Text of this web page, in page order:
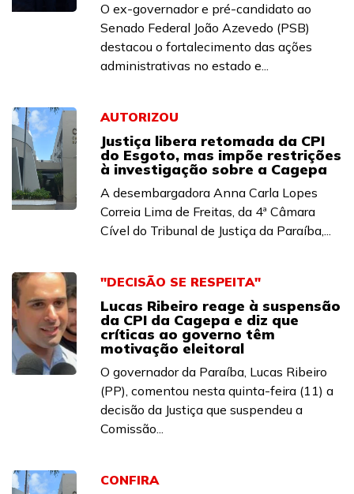
O ex-governador e pré-candidato ao
Senado Federal João Azevedo (PSB)
destacou o fortalecimento das ações
administrativas no estado e...
AUTORIZOU
Justiça libera retomada da CPI
do Esgoto, mas impõe restrições
à investigação sobre a Cagepa
A desembargadora Anna Carla Lopes
Correia Lima de Freitas, da 4ª Câmara
Cível do Tribunal de Justiça da Paraíba,...
"DECISÃO SE RESPEITA"
Lucas Ribeiro reage à suspensão
da CPI da Cagepa e diz que
críticas ao governo têm
motivação eleitoral
O governador da Paraíba, Lucas Ribeiro
(PP), comentou nesta quinta-feira (11) a
decisão da Justiça que suspendeu a
Comissão...
CONFIRA